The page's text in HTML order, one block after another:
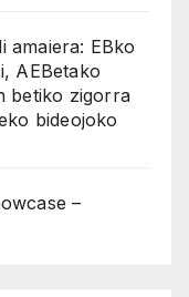
amaiera: EBko
AEBetako
betiko zigorra
bideojoko
–